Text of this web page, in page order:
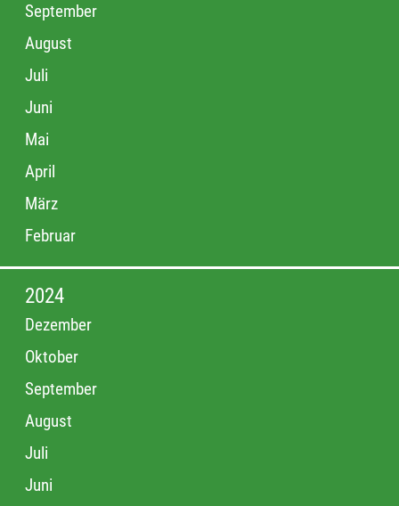
September
August
Juli
Juni
Mai
April
März
Februar
2024
Dezember
Oktober
September
August
Juli
Juni